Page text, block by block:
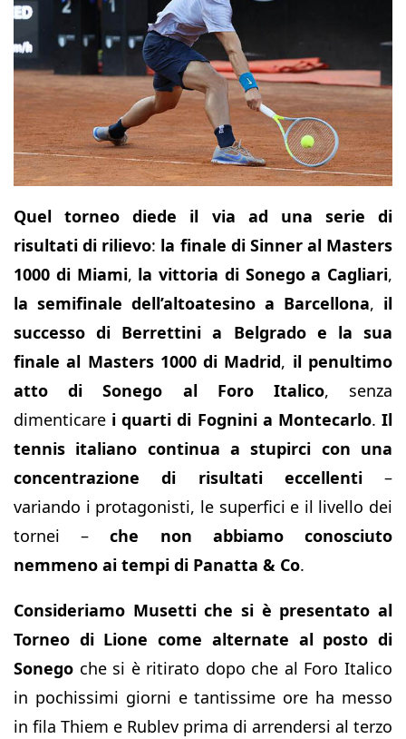
Quel torneo diede il via ad una serie di
risultati di rilievo: la finale di Sinner al Masters
1000 di Miami, la vittoria di Sonego a Cagliari,
la semifinale dell’altoatesino a Barcellona, il
successo di Berrettini a Belgrado e la sua
finale al Masters 1000 di Madrid, il penultimo
atto di Sonego
al Foro Italico, senza
dimenticare i quarti di Fognini a Montecarlo.Il
tennis italiano continua a stupirci con una
concentrazione di risultati
eccellenti–
variando i protagonisti, le superfici e il livello dei
tornei –che non abbiamo conosciuto
nemmeno ai tempi di Panatta & Co.
Consideriamo Musetti che si è presentato al
Torneo di Lione come alternate al posto di
Sonego che si è ritirato dopo che al Foro Italico
in pochissimi giorni e tantissime ore ha messo
in fila Thiem e Rublev prima di arrendersi al terzo